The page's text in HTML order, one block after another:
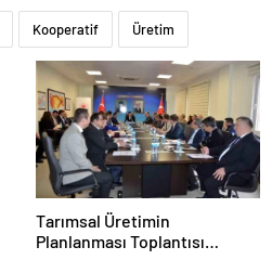
Kooperatif Üretim
Tarımsal Üretimin
Planlanması Toplantısı